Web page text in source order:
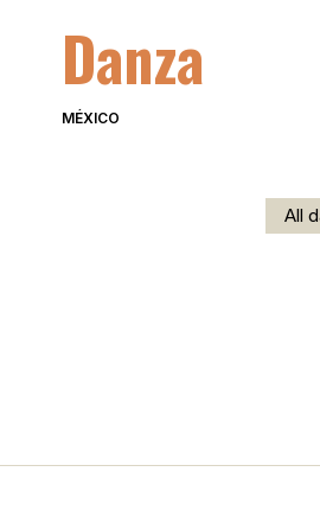
Danza
MÉXICO
All